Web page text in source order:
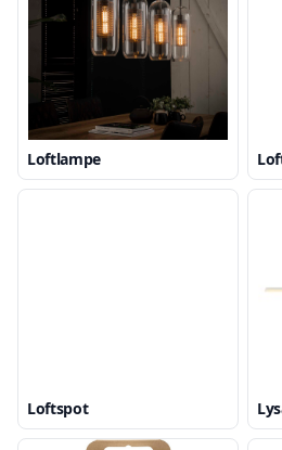
Loftlampe
Loftspot